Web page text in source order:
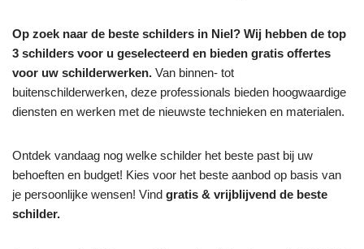
Op zoek naar de beste schilders in Niel? Wij hebben de top
3 schilders voor u geselecteerd en bieden gratis offertes
voor uw schilderwerken. Van binnen- tot
buitenschilderwerken, deze professionals bieden hoogwaardige
diensten en werken met de nieuwste technieken en materialen.
Ontdek vandaag nog welke schilder het beste past bij uw
behoeften en budget! Kies voor het beste aanbod op basis van
je persoonlijke wensen! Vind gratis & vrijblijvend de beste
schilder.